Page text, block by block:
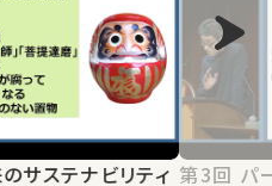
第3回 パーソナルデータの循環とスマ